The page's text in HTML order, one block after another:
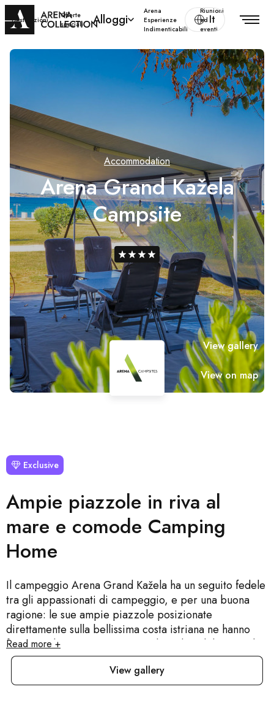
Destinazioni
Offerte
speciali
Alloggi
Arena
Esperienze
Indimenticabili
Riunioni
ed
eventi
It
View gallery
View on map
Accommodation
Arena Grand Kažela
Campsite
Exclusive
Ampie piazzole in riva al
mare e comode Camping
Home
Il campeggio Arena Grand Kažela ha un seguito fedele
tra gli appassionati di campeggio, e per una buona
ragione: le sue ampie piazzole posizionate
direttamente sulla bellissima costa istriana ne hanno
fatto una destinazione top. Con ben due chilometri di
costa e zone prendisole designate, è davvero un'oasi
di tranquillità. Personalizza la tua esperienza di
campeggio in base alle tue preferenze: scegli
Read more +
View gallery